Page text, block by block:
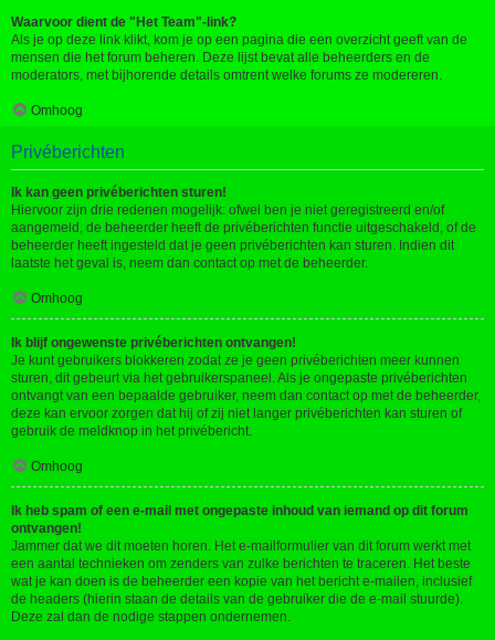
Waarvoor dient de "Het Team"-link?
Als je op deze link klikt, kom je op een pagina die een overzicht geeft van de
mensen die het forum beheren. Deze lijst bevat alle beheerders en de
moderators, met bijhorende details omtrent welke forums ze modereren.
Omhoog
Privéberichten
Ik kan geen privéberichten sturen!
Hiervoor zijn drie redenen mogelijk: ofwel ben je niet geregistreerd en/of
aangemeld, de beheerder heeft de privéberichten functie uitgeschakeld, of de
beheerder heeft ingesteld dat je geen privéberichten kan sturen. Indien dit
laatste het geval is, neem dan contact op met de beheerder.
Omhoog
Ik blijf ongewenste privéberichten ontvangen!
Je kunt gebruikers blokkeren zodat ze je geen privéberichten meer kunnen
sturen, dit gebeurt via het gebruikerspaneel. Als je ongepaste privéberichten
ontvangt van een bepaalde gebruiker, neem dan contact op met de beheerder,
deze kan ervoor zorgen dat hij of zij niet langer privéberichten kan sturen of
gebruik de meldknop in het privébericht.
Omhoog
Ik heb spam of een e-mail met ongepaste inhoud van iemand op dit forum
ontvangen!
Jammer dat we dit moeten horen. Het e-mailformulier van dit forum werkt met
een aantal technieken om zenders van zulke berichten te traceren. Het beste
wat je kan doen is de beheerder een kopie van het bericht e-mailen, inclusief
de headers (hierin staan de details van de gebruiker die de e-mail stuurde).
Deze zal dan de nodige stappen ondernemen.